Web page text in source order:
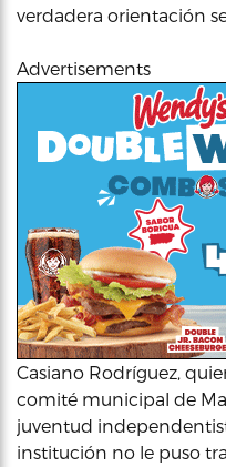
verdadera orientación
Advertisements
Casiano Rodríguez,
comité municipal de
juventud
institución no le puso